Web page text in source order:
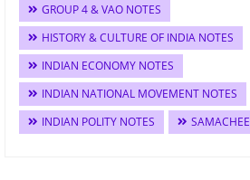
GROUP 4 & VAO NOTES
HISTORY & CULTURE OF INDIA NOTES
INDIAN ECONOMY NOTES
INDIAN NATIONAL MOVEMENT NOTES
INDIAN POLITY NOTES